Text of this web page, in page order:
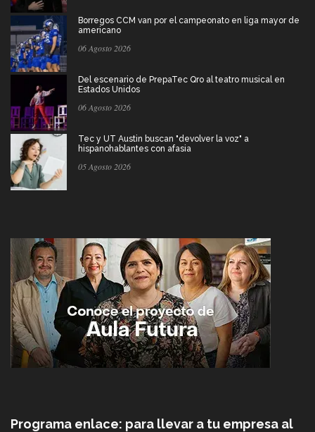
Borregos CCM van por el campeonato en liga mayor de
americano
06 Agosto 2026
Del escenario de PrepaTec Qro al teatro musical en
Estados Unidos
06 Agosto 2026
Tec y UT Austin buscan "devolver la voz" a
hispanohablantes con afasia
05 Agosto 2026
Programa enlace: para llevar a tu empresa al